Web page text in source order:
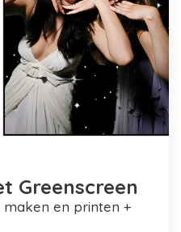
Greenscreen